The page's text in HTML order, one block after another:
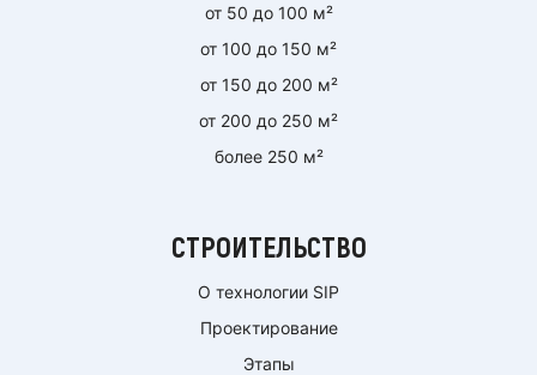
от 50 до 100 м²
от 100 до 150 м²
от 150 до 200 м²
от 200 до 250 м²
более 250 м²
СТРОИТЕЛЬСТВО
О технологии SIP
Проектирование
Этапы